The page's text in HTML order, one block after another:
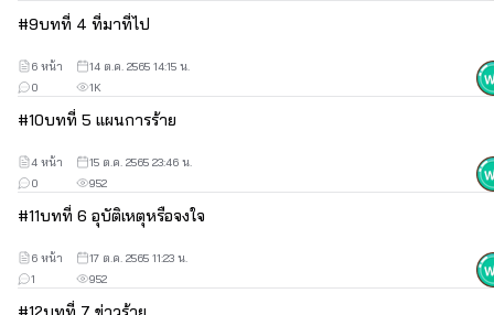
มาพบกับไรท์อาอิชากันอีกแล้ว ไรท์ไม่ได้หายไปไหนน้าา ยังปั่น
เรื่อง กลลวงรักนางบำเรอ ใช้เวลาปั่นนานมากมาก รับรองความ
สนุกครบรส มีสุข เศร้า เหงา ดราม่า อบอุ่นละมุนใจ พร้อมกับเด็กหญิง
เพียงพราวด์ที่พกพาความแสบซนมาเต็มพิกัด
เรื่องราวความรัก ความแค้น จะหาบทสรุปจบลงที่ตรงไหนต้อง
ติดตามค่ะ
#9บทที่ 4 ที่มาที่ไป
1K
0
6 หน้า 14 ต.ค. 2565 14:15 น.
#10บทที่ 5 แผนการร้าย
952
0
4 หน้า 15 ต.ค. 2565 23:46 น.
#11บทที่ 6 อุบัติเหตุหรือจงใจ
952
1
6 หน้า 17 ต.ค. 2565 11:23 น.